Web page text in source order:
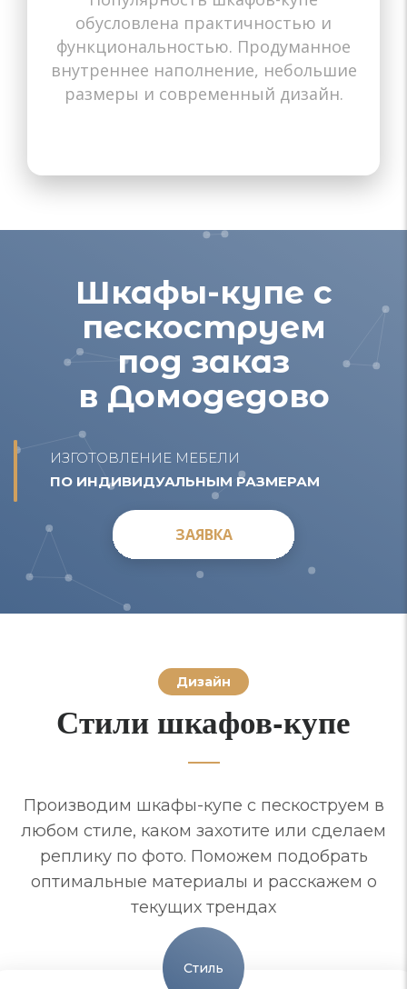
На балкон
обусловлена практичностью и
функциональностью. Продуманное
внутреннее наполнение, небольшие
размеры и современный дизайн.
В спальню
В коридор
В гостиную
В комнату
В зал
В детскую
На балкон
В прихожую
Шкафы-купе с
пескоструем
под заказ
в Домодедово
ИЗГОТОВЛЕНИЕ МЕБЕЛИ
ПО ИНДИВИДУАЛЬНЫМ РАЗМЕРАМ
ЗАЯВКА
ЗАЯВКА
Дизайн
Стили шкафов-купе
Производим шкафы-купе с пескоструем в
любом стиле, каком захотите или сделаем
реплику по фото. Поможем подобрать
оптимальные материалы и расскажем о
текущих трендах
Стиль